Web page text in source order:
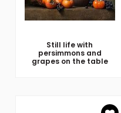
Still life with
persimmons and
grapes on the table